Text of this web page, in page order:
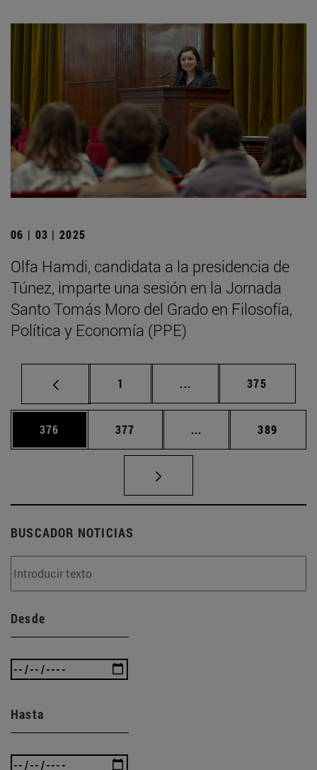
06 | 03 | 2025
Olfa Hamdi, candidata a la presidencia de
Túnez, imparte una sesión en la Jornada
Santo Tomás Moro del Grado en Filosofía,
Política y Economía (PPE)
Página
1 ... Páginas intermedias
Página
375
Página
376 Página
377 ... Páginas intermedias
Página
389
BUSCADOR NOTICIAS
Desde
Hasta